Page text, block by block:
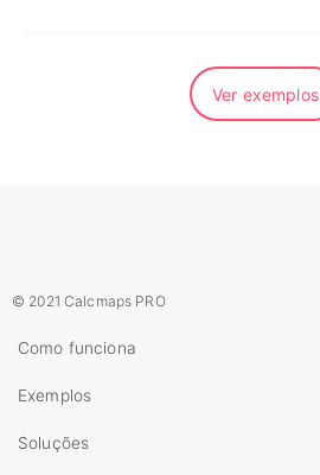
Ver exemplos
© 2021 Calcmaps PRO
Como funciona
Exemplos
Soluções